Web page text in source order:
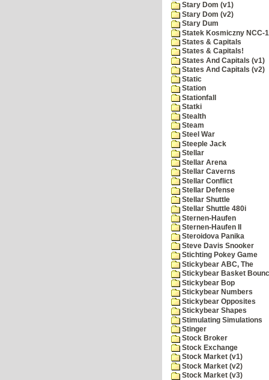
Stary Dom (v1)
Stary Dom (v2)
Stary Dum
Statek Kosmiczny NCC-
States & Capitals
States & Capitals!
States And Capitals (v1)
States And Capitals (v2)
Static
Station
Stationfall
Statki
Stealth
Steam
Steel War
Steeple Jack
Stellar
Stellar Arena
Stellar Caverns
Stellar Conflict
Stellar Defense
Stellar Shuttle
Stellar Shuttle 480i
Sternen-Haufen
Sternen-Haufen II
Steroidova Panika
Steve Davis Snooker
Stichting Pokey Game
Stickybear ABC, The
Stickybear Basket
Stickybear Bop
Stickybear Numbers
Stickybear Opposites
Stickybear Shapes
Stimulating Simulations
Stinger
Stock Broker
Stock Exchange
Stock Market (v1)
Stock Market (v2)
Stock Market (v3)